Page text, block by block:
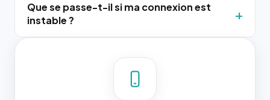
Que se passe-t-il si ma connexion est
instable ?